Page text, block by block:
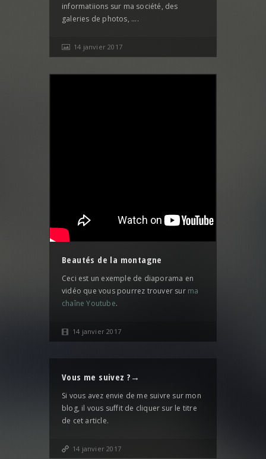
informatiions sur ma société, des
galeries de photos, ....
14 janvier 2017
Beautés de la montagne
Ceci est un exemple de diaporama en
vidéo que vous pourrez trouver sur ma
chaîne Youtube.
14 janvier 2017
Vous me suivez ? →
Si vous avez envie de me suivre sur mon
blog, il vous suffit de cliquer sur le titre
de cet article.
14 janvier 2017